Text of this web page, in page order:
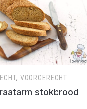
, VOORGERECHT
stokbrood